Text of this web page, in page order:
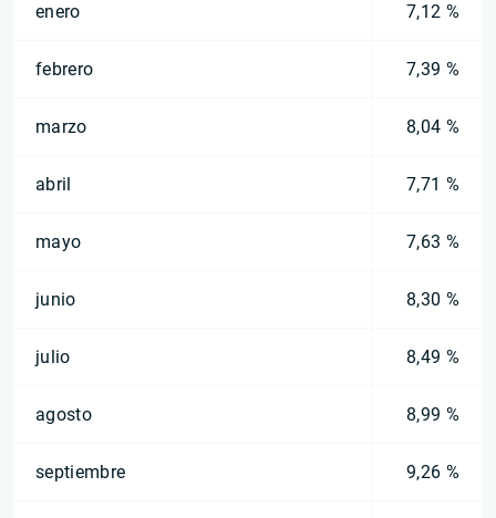
enero 7,12 %
febrero 7,39 %
marzo 8,04 %
abril 7,71 %
mayo 7,63 %
junio 8,30 %
julio 8,49 %
agosto 8,99 %
septiembre 9,26 %